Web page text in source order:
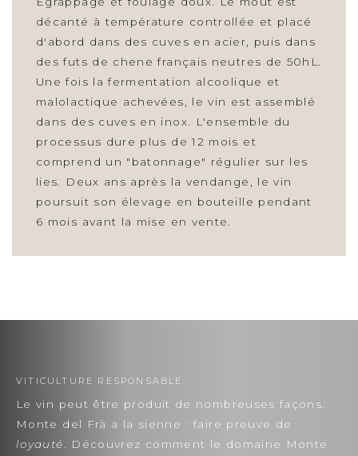
décanté à température controllée et placé
d'abord dans des cuves en acier, puis dans
des futs de chene français neutres de 50hL.
Une fois la fermentation alcoolique et
malolactique achevées, le vin est assemblé
dans des cuves en inox. L'ensemble du
processus dure plus de 12 mois et
comprend un "batonnage" régulier sur les
lies. Deux ans après la vendange, le vin
poursuit son élevage en bouteille pendant
6 mois avant la mise en vente.
VITICULTURE RESPONSABLE
Le vin peut être produit de nombreuses façons.
Monte del Frà a la sienne : faire preuve de
loyauté . Découvrez comment le domaine Monte